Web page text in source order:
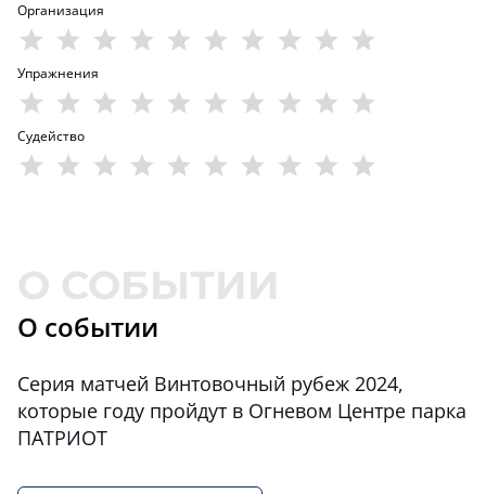
Организация
Упражнения
Судейство
О событии
Серия матчей Винтовочный рубеж 2024,
которые году пройдут в Огневом Центре парка
ПАТРИОТ